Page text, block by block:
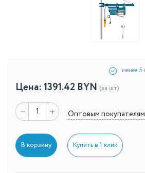
Цена:1391.42 BYN (за шт)
Оптовым покупателям
В корзину Купить в 1 клик